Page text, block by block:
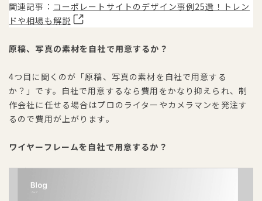
関連記事： コーポレートサイトのデザイン事例25選！トレン
ドや相場も解説
原稿、写真の素材を自社で用意するか？
4つ目に聞くのが「原稿、写真の素材を自社で用意する
か？」です。自社で用意するなら費用をかなり抑えられ、制
作会社に任せる場合はプロのライターやカメラマンを発注す
るので費用が上がります。
ワイヤーフレームを自社で用意するか？